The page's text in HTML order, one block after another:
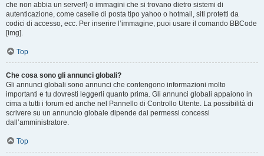
che non abbia un server!) o immagini che si trovano dietro sistemi di
autenticazione, come caselle di posta tipo yahoo o hotmail, siti protetti da
codici di accesso, ecc. Per inserire l’immagine, puoi usare il comando BBCode
[img].
Top
Che cosa sono gli annunci globali?
Gli annunci globali sono annunci che contengono informazioni molto
importanti e tu dovresti leggerli quanto prima. Gli annunci globali appaiono in
cima a tutti i forum ed anche nel Pannello di Controllo Utente. La possibilità di
scrivere su un annuncio globale dipende dai permessi concessi
dall’amministratore.
Top